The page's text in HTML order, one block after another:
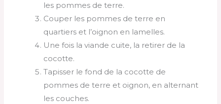
les pommes de terre.
Couper les pommes de terre en
quartiers et l’oignon en lamelles.
Une fois la viande cuite, la retirer de la
cocotte.
Tapisser le fond de la cocotte de
pommes de terre et oignon, en alternant
les couches.